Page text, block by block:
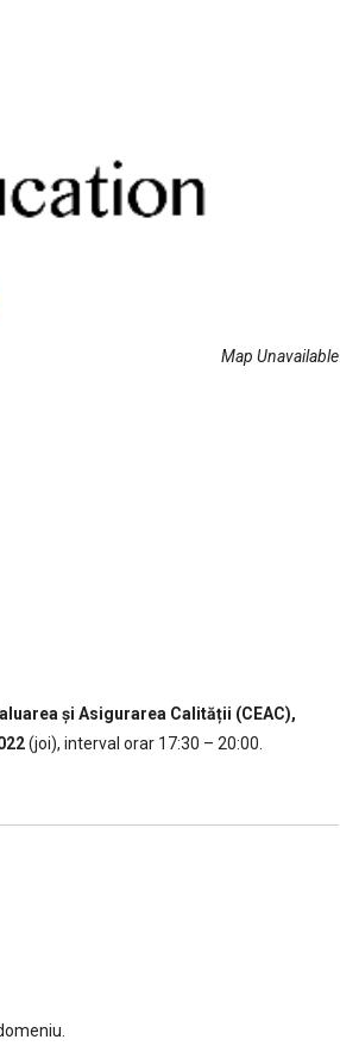
Map Unavailable
și Asigurarea Calității (CEAC),
(joi), interval orar 17:30 – 20:00.